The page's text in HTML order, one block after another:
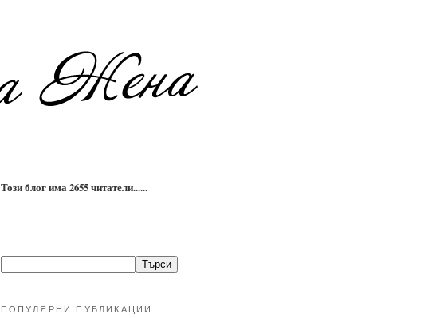
Този блог има 2655 читатели......
ПОПУЛЯРНИ ПУБЛИКАЦИИ